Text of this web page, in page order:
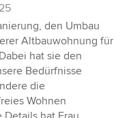
den Umbau
Altbauwohnung für
hat sie den
Bedürfnisse
die
Wohnen